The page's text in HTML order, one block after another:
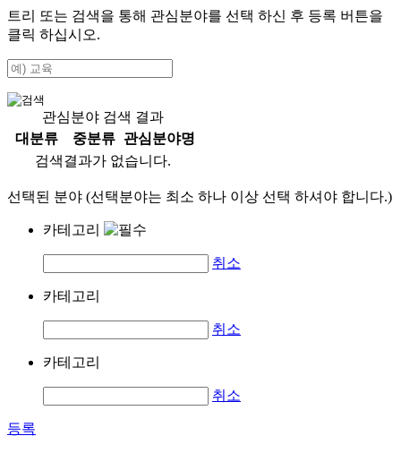
트리 또는 검색을 통해 관심분야를 선택 하신 후 등록 버튼을
클릭 하십시오.
관심분야 검색 결과
대분류
중분류
관심분야명
검색결과가 없습니다.
선택된 분야 (선택분야는 최소 하나 이상 선택 하셔야 합니다.)
카테고리
취소
카테고리
취소
카테고리
취소
등록